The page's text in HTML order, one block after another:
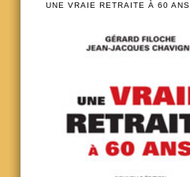
UNE VRAIE RETRAITE À 60 ANS